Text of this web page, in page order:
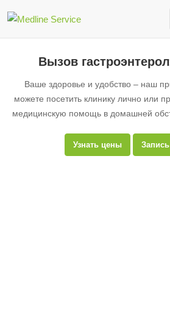
Вызов
Ваше здоровье и удобство – наш
можете посетить клинику лично или
медицинскую помощь в домашней
Узнать цены